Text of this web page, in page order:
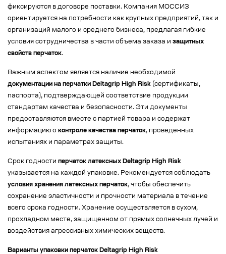
фиксируются в договоре поставки. Компания МОССИЗ
ориентируется на потребности как крупных предприятий, так и
организаций малого и среднего бизнеса, предлагая гибкие
условия сотрудничества в части объема заказа и защитных
свойств перчаток.
Важным аспектом является наличие необходимой
документации на перчатки Deltagrip High Risk (сертификаты,
паспорта), подтверждающей соответствие продукции
стандартам качества и безопасности. Эти документы
предоставляются вместе с партией товара и содержат
информацию о контроле качества перчаток, проведенных
испытаниях и параметрах защиты.
Срок годности перчаток латексных Deltagrip High Risk
указывается на каждой упаковке. Рекомендуется соблюдать
условия хранения латексных перчаток, чтобы обеспечить
сохранение эластичности и прочности материала в течение
всего срока годности. Хранение осуществляется в сухом,
прохладном месте, защищенном от прямых солнечных лучей и
воздействия агрессивных химических веществ.
Варианты упаковки перчаток Deltagrip High Risk